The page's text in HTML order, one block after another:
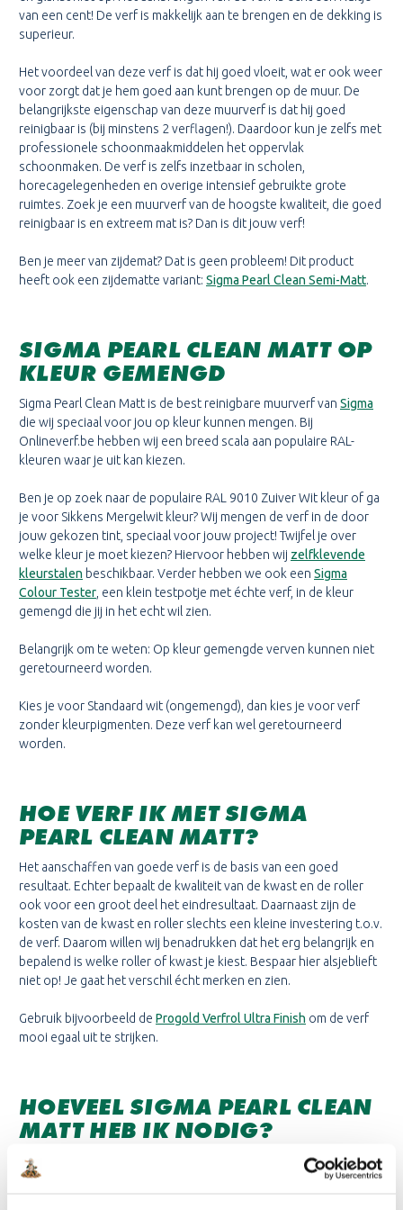
van een cent! De verf is makkelijk aan te brengen en de dekking is
superieur.
Het voordeel van deze verf is dat hij goed vloeit, wat er ook weer
voor zorgt dat je hem goed aan kunt brengen op de muur. De
belangrijkste eigenschap van deze muurverf is dat hij goed
reinigbaar is (bij minstens 2 verflagen!). Daardoor kun je zelfs met
professionele schoonmaakmiddelen het oppervlak
schoonmaken. De verf is zelfs inzetbaar in scholen,
horecagelegenheden en overige intensief gebruikte grote
ruimtes. Zoek je een muurverf van de hoogste kwaliteit, die goed
reinigbaar is en extreem mat is? Dan is dit jouw verf!
Ben je meer van zijdemat? Dat is geen probleem! Dit product
heeft ook een zijdematte variant: Sigma Pearl Clean Semi-Matt.
SIGMA PEARL CLEAN MATT OP
KLEUR GEMENGD
Sigma Pearl Clean Matt is de best reinigbare muurverf van Sigma
die wij speciaal voor jou op kleur kunnen mengen. Bij
Onlineverf.be hebben wij een breed scala aan populaire RAL-
kleuren waar je uit kan kiezen.
Ben je op zoek naar de populaire RAL 9010 Zuiver Wit kleur of ga
je voor Sikkens Mergelwit kleur? Wij mengen de verf in de door
jouw gekozen tint, speciaal voor jouw project! Twijfel je over
welke kleur je moet kiezen? Hiervoor hebben wij zelfklevende
kleurstalen beschikbaar. Verder hebben we ook een Sigma
Colour Tester, een klein testpotje met échte verf, in de kleur
gemengd die jij in het echt wil zien.
Belangrijk om te weten: Op kleur gemengde verven kunnen niet
geretourneerd worden.
Kies je voor Standaard wit (ongemengd), dan kies je voor verf
zonder kleurpigmenten. Deze verf kan wel geretourneerd
worden.
HOE VERF IK MET SIGMA
PEARL CLEAN MATT?
Het aanschaffen van goede verf is de basis van een goed
resultaat. Echter bepaalt de kwaliteit van de kwast en de roller
ook voor een groot deel het eindresultaat. Daarnaast zijn de
kosten van de kwast en roller slechts een kleine investering t.o.v.
de verf. Daarom willen wij benadrukken dat het erg belangrijk en
bepalend is welke roller of kwast je kiest. Bespaar hier alsjeblieft
niet op! Je gaat het verschil écht merken en zien.
Gebruik bijvoorbeeld de Progold Verfrol Ultra Finish om de verf
mooi egaal uit te strijken.
HOEVEEL SIGMA PEARL CLEAN
MATT HEB IK NODIG?
Allereerst is het belangrijk te benoemen dat wij aanraden twee
lagen verf aan te brengen. Het rendement van de verf is voor één